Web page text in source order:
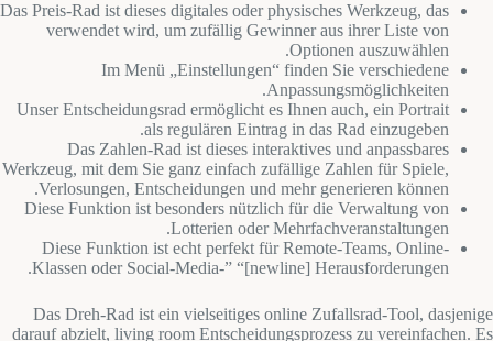
Das Preis-Rad ist dieses digitales oder physisches Werkzeug, das
verwendet wird, um zufällig Gewinner aus ihrer Liste von
Optionen auszuwählen.
Im Menü „Einstellungen“ finden Sie verschiedene
Anpassungsmöglichkeiten.
Unser Entscheidungsrad ermöglicht es Ihnen auch, ein Portrait
als regulären Eintrag in das Rad einzugeben.
Das Zahlen-Rad ist dieses interaktives und anpassbares
Werkzeug, mit dem Sie ganz einfach zufällige Zahlen für Spiele,
Verlosungen, Entscheidungen und mehr generieren können.
Diese Funktion ist besonders nützlich für die Verwaltung von
Lotterien oder Mehrfachveranstaltungen.
Diese Funktion ist echt perfekt für Remote-Teams, Online-
Klassen oder Social-Media-” “[newline] Herausforderungen.
Das Dreh-Rad ist ein vielseitiges online Zufallsrad-Tool, dasjenige
darauf abzielt, living room Entscheidungsprozess zu vereinfachen. Es